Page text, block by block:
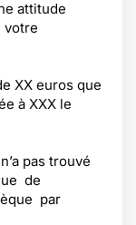
attitude
votre
XX euros que
à XXX le
pas trouvé
de
par